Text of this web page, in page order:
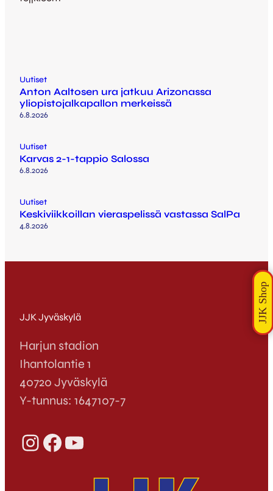
Uutiset
Anton Aaltosen ura jatkuu Arizonassa
yliopistojalkapallon merkeissä
6.8.2026
Uutiset
Karvas 2-1-tappio Salossa
6.8.2026
Uutiset
Keskiviikkoillan vieraspelissä vastassa SalPa
4.8.2026
JJK Jyväskylä
Harjun stadion
Ihantolantie 1
40720 Jyväskylä
Y-tunnus: 1647107-7
InstagramFacebook YouTube